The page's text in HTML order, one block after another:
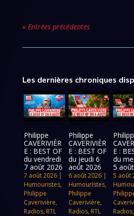
« Entrées précédentes
Les dernières chroniques
Philippe
CAVERIVIÈR
E : BEST OF
du vendredi
7 août 2026
7 août 2026 |
Humouristes,
Philippe
Caverivière,
Radios, RTL
Philippe
CAVERIVIÈR
E : BEST OF
du jeudi 6
août 2026
6 août 2026|
Humouristes,
Philippe
Caverivière,
Radios, RTL
E :
du
5
5 août
Radios,